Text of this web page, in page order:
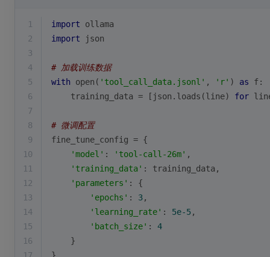
1 import ollama
2
import json
3
4
# 加载训练数据
5
with open ( 'tool_call_data.jsonl' , 'r' ) as f:
6
    training_data = [json.loads(line)
for
7
8
# 微调配置
9
fine_tune_config = {
10
'model' : 'tool-call-26m' ,
11
'training_data' : training_data,
12
'parameters' : {
13
'epochs' : 3,
14
'learning_rate' : 5e-5,
15
'batch_size' : 4
16
    }